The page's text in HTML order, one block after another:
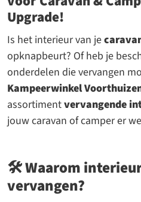
Upgrade!
Is het interieur van je
opknapbeurt? Of heb je
onderdelen die vervangen
Kampeerwinkel
assortimentvervangende
jouw caravan of camper er
🛠️Waarom
vervangen?